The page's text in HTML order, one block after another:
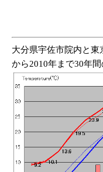
大分県宇佐市院内と
から2010年まで30年間